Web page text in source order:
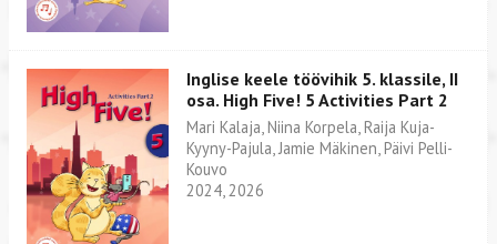
Inglise keele töövihik 5. klassile, II
osa. High Five! 5 Activities Part 2
Mari Kalaja, Niina Korpela, Raija Kuja-
Kyyny-Pajula, Jamie Mäkinen, Päivi Pelli-
Kouvo
2024, 2026